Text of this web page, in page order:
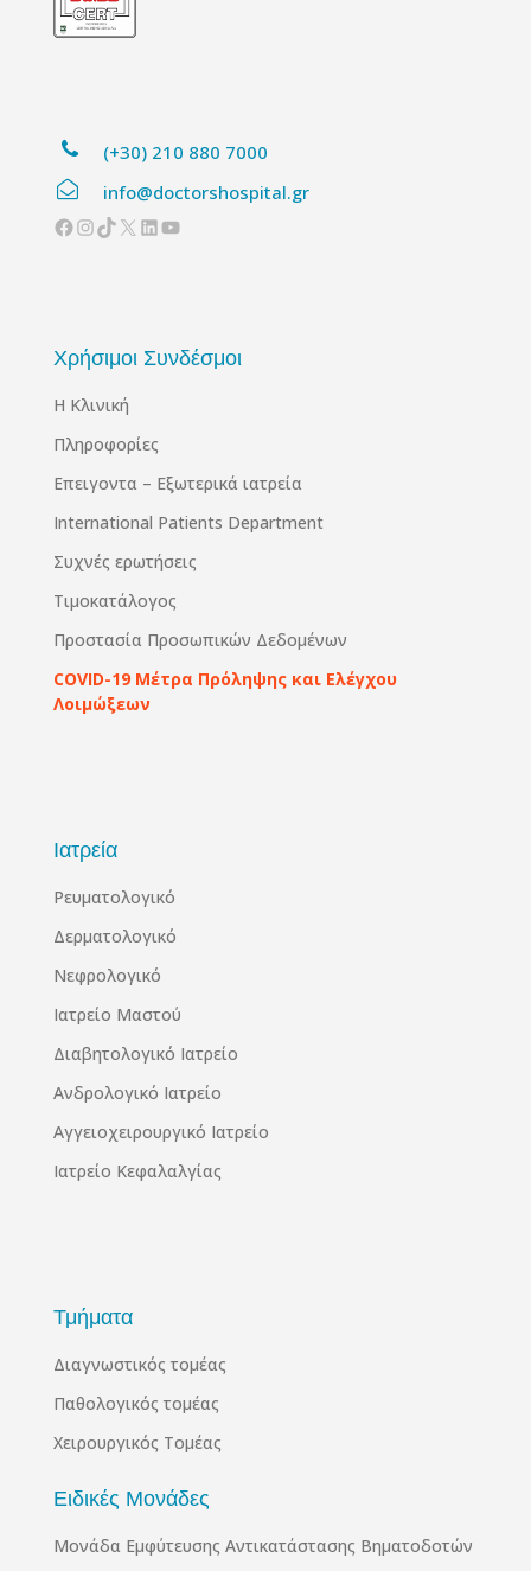
(+30) 210 880 7000
info@doctorshospital.gr
Facebook
Instagram
TikTok
X Linkedin
YouTube
Χρήσιμοι Συνδέσμοι
Η Κλινική
Πληροφορίες
Επειγοντα – Εξωτερικά ιατρεία
International Patients Department
Συχνές ερωτήσεις
Τιμοκατάλογος
Προστασία Προσωπικών Δεδομένων
COVID-19 Μέτρα Πρόληψης και Ελέγχου
Λοιμώξεων
Ιατρεία
Ρευματολογικό
Δερματολογικό
Νεφρολογικό
Ιατρείο Μαστού
Διαβητολογικό Ιατρείο
Ανδρολογικό Ιατρείο
Αγγειοχειρουργικό Ιατρείο
Ιατρείο Κεφαλαλγίας
Τμήματα
Διαγνωστικός τομέας
Παθολογικός τομέας
Χειρουργικός Τομέας
Ειδικές Μονάδες
Μονάδα Εμφύτευσης Αντικατάστασης Βηματοδοτών